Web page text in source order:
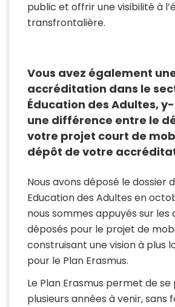
public et offrir une visibilité à
transfrontalière.
Vous avez également
accréditation dans le
Éducation des Adultes,
une différence entre le
votre projet court de
dépôt de votre
Nous avons déposé le dossier
Education des Adultes en
nous sommes appuyés sur les
déposés pour le projet de
construisant une vision à plus
pour le Plan Erasmus.
Le Plan Erasmus permet de
plusieurs années à venir, sans